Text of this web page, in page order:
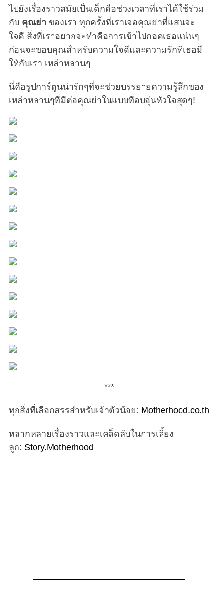
ไปยังเรื่องราวสมัยเป็นเด็กคือช่วงเวลาที่เราได้ใช้ร่วม
กับ คุณย่าของเรา ทุกครั้งที่เราเจอคุณย่าที่แสนจะ
ใจดี สิ่งที่เราอยากจะทำคือการเข้าไปกอดเธอแน่นๆ
ก่อนจะขอบคุณสำหรับความใจดีและความรักที่เธอมี
ให้กับเรา เหล่าหลานๆ
นี่คือรูปการ์ตูนน่ารักๆที่จะช่วยบรรยายความรู้สึกของ
เหล่าหลานๆที่มีต่อคุณย่าในแบบที่อบอุ่นหัวใจสุดๆ!
***
ทุกสิ่งที่เลือกสรรสำหรับเจ้าตัวน้อย: Motherhood.co.th
หลากหลายเรื่องราวและเคล็ดลับในการเลี้ยง
ลูก: Story.Motherhood